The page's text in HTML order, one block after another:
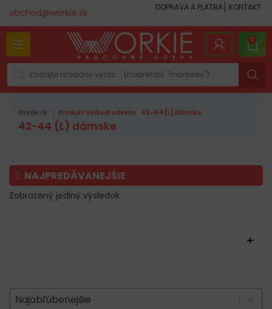
obchod@workie.sk DOPRAVA A PLATBA KONTAKT
0
Workie.sk Produkt Veľkosť odevov 42-44 (L) dámske
42-44 (L) dámske
NAJPREDÁVANEJŠIE
Zobrazený jediný výsledok
Zoradenie produktov
Sort content
Najobľúbenejšie
Sort content